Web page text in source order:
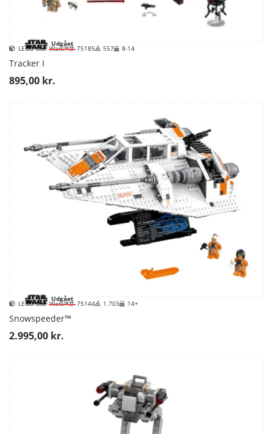
Udgået
LEGO Star Wars™ 75185 557 8-14
Tracker I
895,00 kr.
Udgået
LEGO Star Wars™ 75144 1.703 14+
Snowspeeder™
2.995,00 kr.